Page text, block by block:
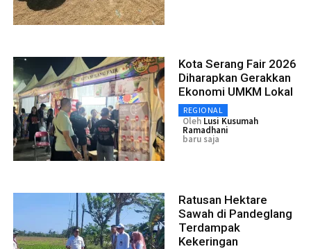
Kota Serang Fair 2026
Diharapkan Gerakkan
Ekonomi UMKM Lokal
REGIONAL
Oleh Lusi Kusumah
Ramadhani
baru saja
Ratusan Hektare
Sawah di Pandeglang
Terdampak
Kekeringan